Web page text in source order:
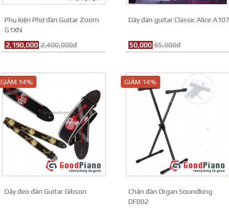
Phụ kiện Phơ đàn Guitar Zoom
G1XN
2,190,000 2,400,000đ
Dây đàn guitar Classic Alice A107
50,000 65,000đ
GIẢM 14%
Dây đeo đàn Guitar Gibson
GIẢM 14%
Chân đàn Organ Soundking
DF002